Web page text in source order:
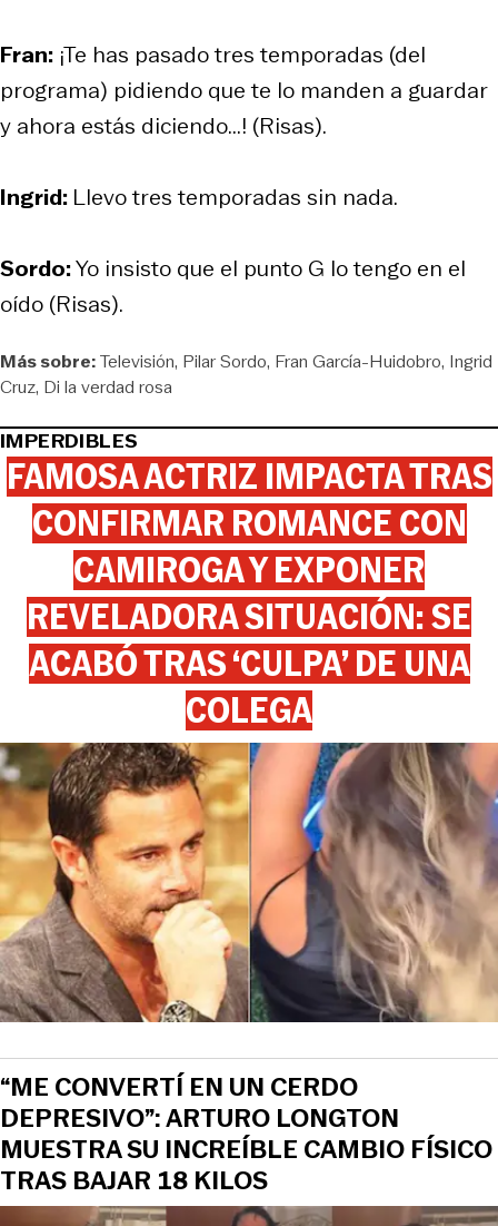
Fran: ¡Te has pasado tres temporadas (del
programa) pidiendo que te lo manden a guardar
y ahora estás diciendo...! (Risas).
Ingrid: Llevo tres temporadas sin nada.
Sordo:Yo insisto que el punto G lo tengo en el
oído (Risas).
Más sobre:Televisión Pilar Sordo Fran García-Huidobro Ingrid
Cruz Di la verdad rosa
IMPERDIBLES
FAMOSA ACTRIZ IMPACTA TRAS
CONFIRMAR ROMANCE CON
CAMIROGA Y EXPONER
REVELADORA SITUACIÓN: SE
ACABÓ TRAS ‘CULPA’ DE UNA
COLEGA
“ME CONVERTÍ EN UN CERDO
DEPRESIVO”: ARTURO LONGTON
MUESTRA SU INCREÍBLE CAMBIO FÍSICO
TRAS BAJAR 18 KILOS